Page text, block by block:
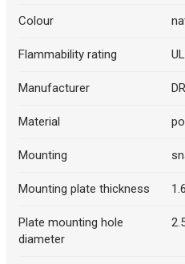
Colour
Flammability rating
Manufacturer
Material
Mounting
Mounting plate thickness
Plate mounting hole
diameter